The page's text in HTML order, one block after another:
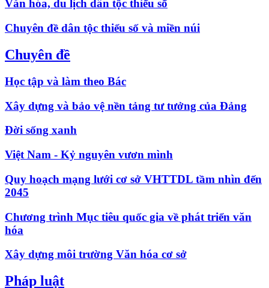
Văn hóa, du lịch dân tộc thiểu số
Chuyên đề dân tộc thiểu số và miền núi
Chuyên đề
Học tập và làm theo Bác
Xây dựng và bảo vệ nền tảng tư tưởng của Đảng
Đời sống xanh
Việt Nam - Kỷ nguyên vươn mình
Quy hoạch mạng lưới cơ sở VHTTDL tầm nhìn đến
2045
Chương trình Mục tiêu quốc gia về phát triển văn
hóa
Xây dựng môi trường Văn hóa cơ sở
Pháp luật